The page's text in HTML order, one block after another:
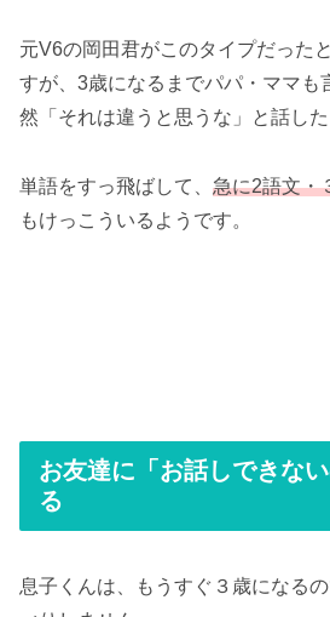
元V6の岡田君がこのタイプだった
すが、3歳になるまでパパ・ママも
然「それは違うと思うな」と話し
単語をすっ飛ばして、 急に2語文・
もけっこういるようです。
お友達に「お話しできな
る
息子くんは、もうすぐ３歳になる